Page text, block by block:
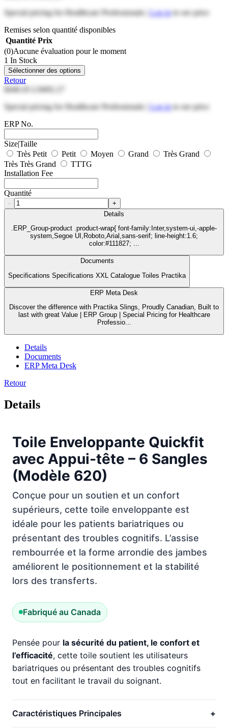
Special pricing for Healthcare Professionals | Log into see price
Remises selon quantité disponibles
Quantité Prix
(0)Aucune évaluation pour le moment
1 In Stock
Sélectionner des options
Retour
$440.45
$492.27
Special pricing for Healthcare Professionals | Log into see price
ERP No.
Size|Taille
Très Petit
Petit Moyen Grand
Très Grand
Très Très Grand
TTTG
Installation Fee
Quantité
-
+
Details
.ERP_Group-product .product-wrap{ font-family:Inter,system-ui,-apple-
system,Segoe UI,Roboto,Arial,sans-serif; line-height:1.6;
color:#111827; ...
Documents
Specifications Specifications XXL Catalogue Toiles Practika
ERP Meta Desk
Discover the difference with Practika Slings, Proudly Canadian, Built to
last with great Value | ERP Group | Special Pricing for Healthcare
Professio...
Details
Documents
ERP Meta Desk
Retour
Details
Toile Enveloppante Quickfit
avec Appui-tête – 6 Sangles
(Modèle 620)
Conçue pour un soutien et un confort
supérieurs, cette toile enveloppante est
idéale pour les patients bariatriques ou
présentant des troubles cognitifs. L’assise
rembourrée et la forme arrondie des jambes
améliorent le positionnement et la stabilité
lors des transferts.
Fabriqué au Canada
Pensée pour la sécurité du patient, le confort et
l’efficacité, cette toile soutient les utilisateurs
bariatriques ou présentant des troubles cognitifs
tout en facilitant le travail du soignant.
Caractéristiques Principales